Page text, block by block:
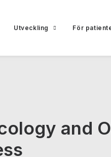
Utveckling För
and